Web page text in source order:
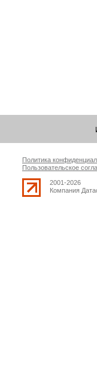
Политика
Пользовательское
2001-2026
Компания